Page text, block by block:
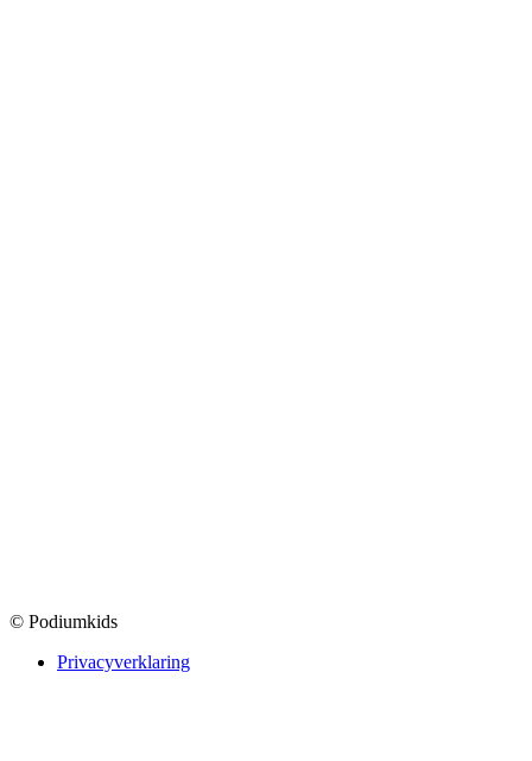
© Podiumkids
Privacyverklaring